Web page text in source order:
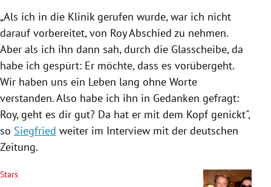
„Als ich in die Klinik gerufen wurde, war ich nicht
darauf vorbereitet, von RoyAbschied zu nehmen.
Aber als ich ihn dann sah, durch die Glasscheibe, da
habe ich gespürt: Er möchte, dass es vorübergeht.
Wir haben uns ein Leben lang ohne Worte
verstanden. Also habe ich ihn in Gedanken gefragt:
Roy, geht es dir gut? Da hat er mit dem Kopf genickt",
so Siegfried weiter im Interview mit der deutschen
Zeitung.
Stars